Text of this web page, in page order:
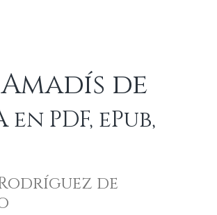
de
en PDF, ePub,
de